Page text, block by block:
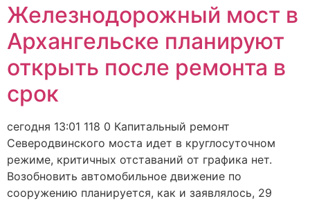
Железнодорожный мост в
Архангельске планируют
открыть после ремонта в
срок
сегодня 13:01 118 0 Капитальный ремонт
Северодвинского моста идет в круглосуточном
режиме, критичных отставаний от графика нет.
Возобновить автомобильное движение по
сооружению планируется, как и заявлялось, 29